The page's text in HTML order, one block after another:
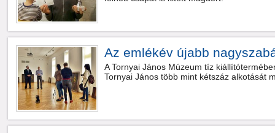
Az emlékév újabb
A Tornyai János Múzeum tíz
Tornyai János több mint kétszáz alkotását